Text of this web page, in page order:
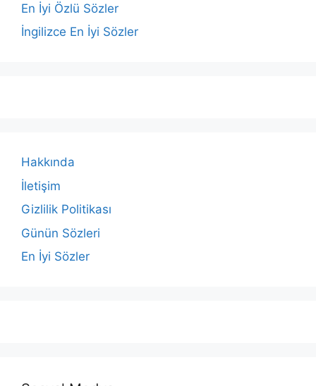
En İyi Özlü Sözler
İngilizce En İyi Sözler
Hakkında
İletişim
Gizlilik Politikası
Günün Sözleri
En İyi Sözler